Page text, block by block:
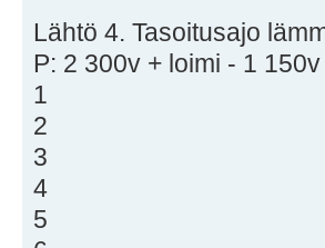
Lähtö 4. Tasoitusajo
P: 2 300v + loimi - 1
1
2
3
4
5